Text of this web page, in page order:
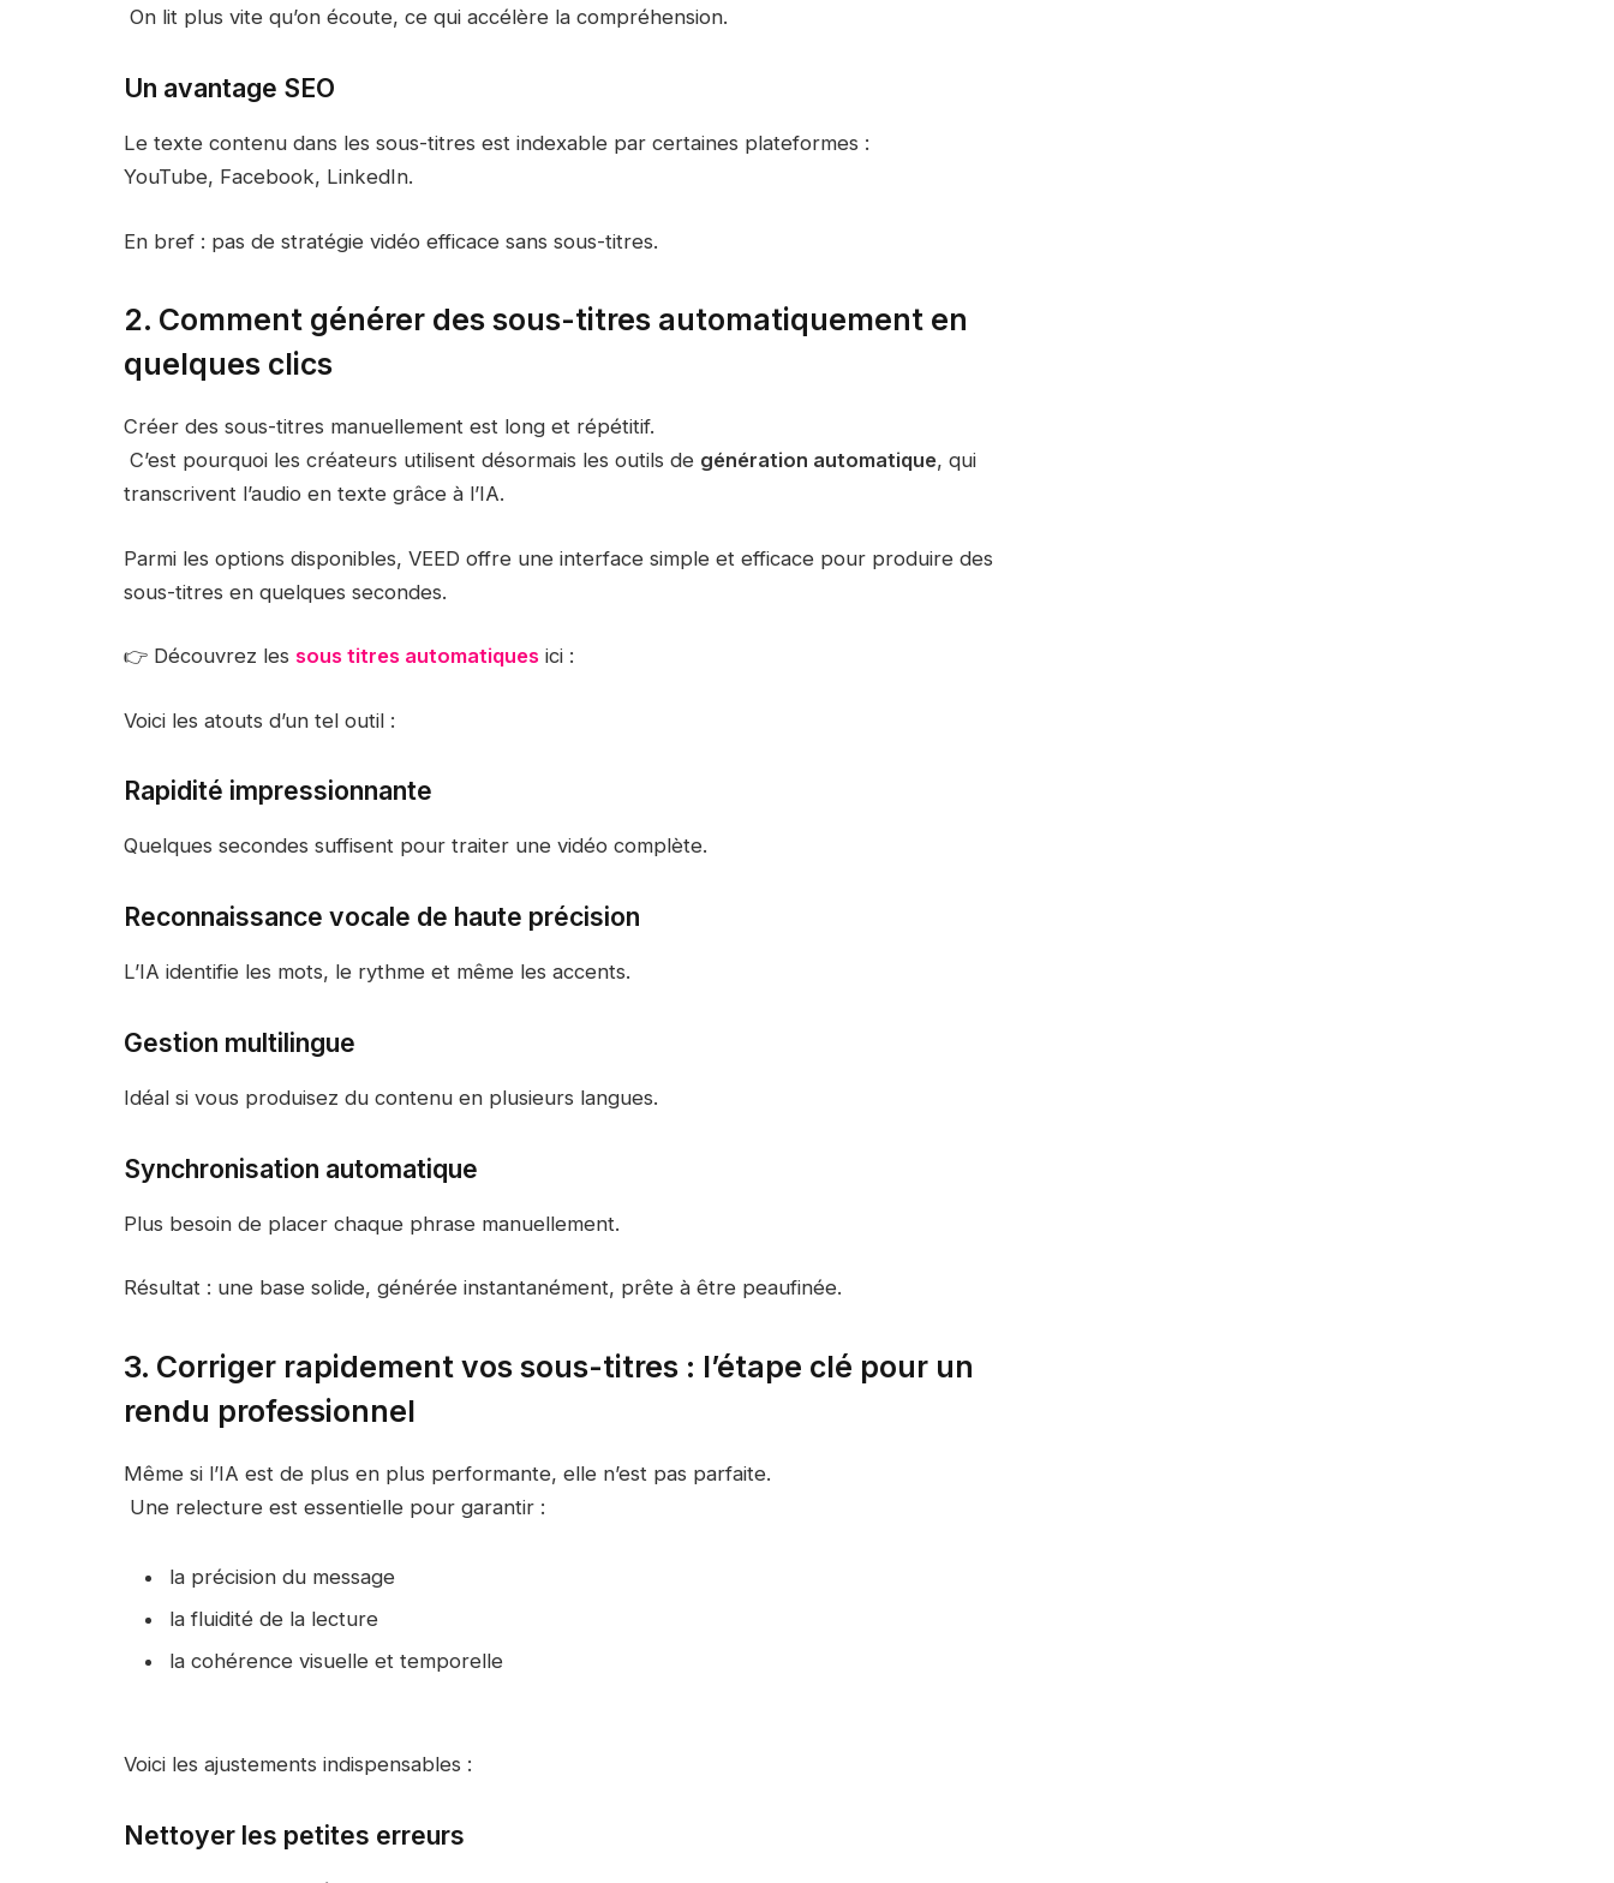
On lit plus vite qu’on écoute, ce qui accélère la compréhension.
Un avantage SEO
Le texte contenu dans les sous-titres est indexable par certaines plateformes :
YouTube, Facebook, LinkedIn.
En bref : pas de stratégie vidéo efficace sans sous-titres.
2. Comment générer des sous-titres automatiquement en
quelques clics
Créer des sous-titres manuellement est long et répétitif.
C’est pourquoi les créateurs utilisent désormais les outils de génération automatique, qui
transcrivent l’audio en texte grâce à l’IA.
Parmi les options disponibles, VEED offre une interface simple et efficace pour produire des
sous-titres en quelques secondes.
👉 Découvrez les sous titres automatiques ici :
Voici les atouts d’un tel outil :
Rapidité impressionnante
Quelques secondes suffisent pour traiter une vidéo complète.
Reconnaissance vocale de haute précision
L’IA identifie les mots, le rythme et même les accents.
Gestion multilingue
Idéal si vous produisez du contenu en plusieurs langues.
Synchronisation automatique
Plus besoin de placer chaque phrase manuellement.
Résultat : une base solide, générée instantanément, prête à être peaufinée.
3. Corriger rapidement vos sous-titres : l’étape clé pour un
rendu professionnel
Même si l’IA est de plus en plus performante, elle n’est pas parfaite.
Une relecture est essentielle pour garantir :
la précision du message
la fluidité de la lecture
la cohérence visuelle et temporelle
Voici les ajustements indispensables :
Nettoyer les petites erreurs